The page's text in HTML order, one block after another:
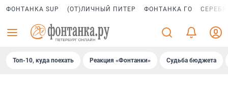
ФОНТАНКА SUP (ОТ)ЛИЧНЫЙ ПИТЕР ФОНТАНКА ГО
Топ-10, куда поехать Реакция «Фонтанки» Судьба бюджета